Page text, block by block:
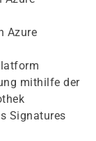
Azure
mithilfe der
Signatures